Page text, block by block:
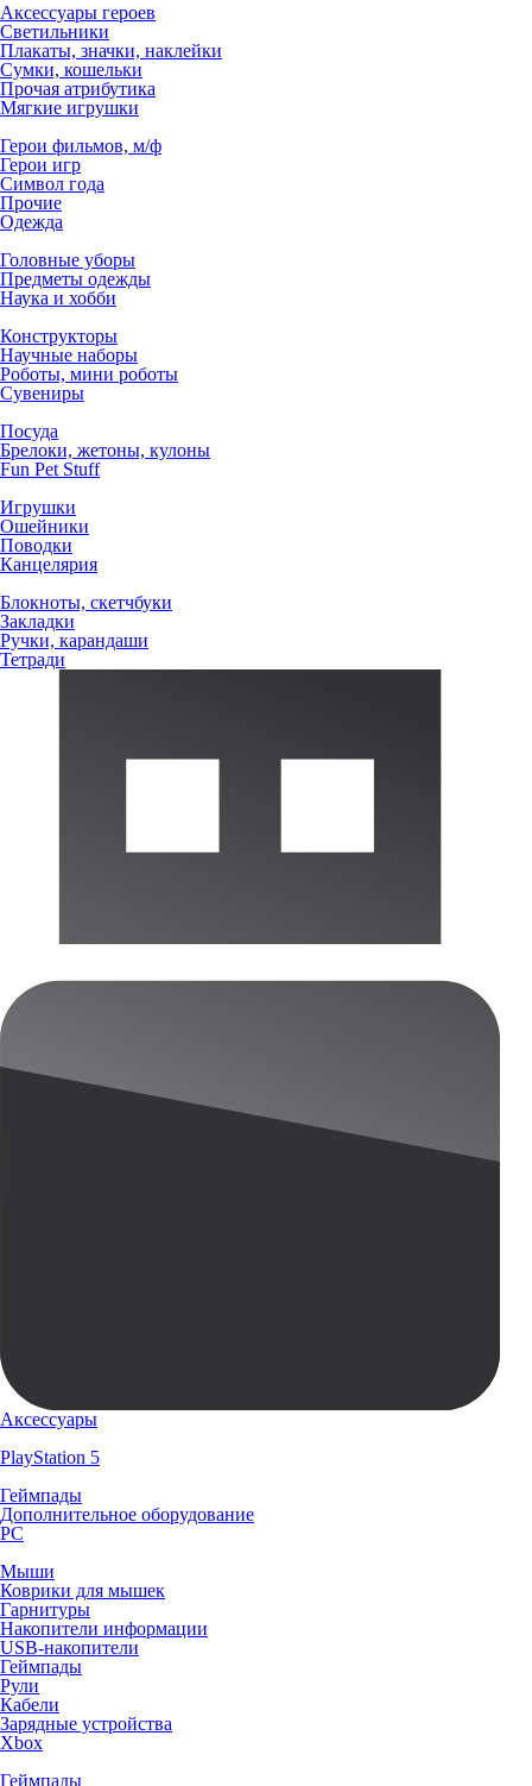
Аксессуары героев
Светильники
Плакаты, значки, наклейки
Сумки, кошельки
Прочая атрибутика
Мягкие игрушки
Герои фильмов, м/ф
Герои игр
Символ года
Прочие
Одежда
Головные уборы
Предметы одежды
Наука и хобби
Конструкторы
Научные наборы
Роботы, мини роботы
Сувениры
Посуда
Брелоки, жетоны, кулоны
Fun Pet Stuff
Игрушки
Ошейники
Поводки
Канцелярия
Блокноты, скетчбуки
Закладки
Ручки, карандаши
Тетради
Аксессуары
PlayStation 5
Геймпады
Дополнительное оборудование
PC
Мыши
Коврики для мышек
Гарнитуры
Накопители информации
USB-накопители
Геймпады
Рули
Кабели
Зарядные устройства
Xbox
Геймпады